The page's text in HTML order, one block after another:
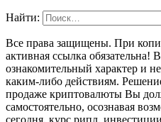
Найти:
Все права защищены. При
активная ссылка обязательна!
ознакомительный характер и
каким-либо действиям.
продаже криптовалюты Вы
самостоятельно, осознавая